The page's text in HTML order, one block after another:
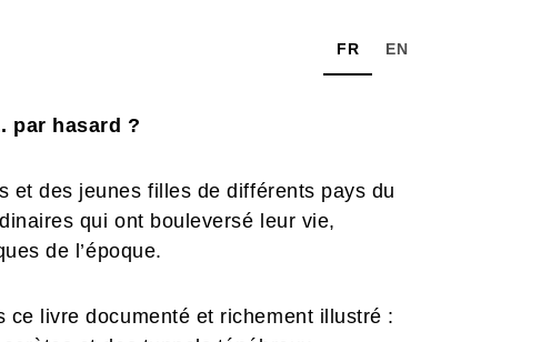
FR EN
par hasard ?
et des jeunes filles de différents pays du
qui ont bouleversé leur vie,
de l’époque.
livre documenté et richement illustré :